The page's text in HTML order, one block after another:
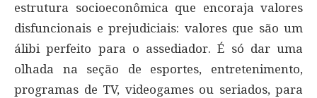
estrutura socioeconômica que encoraja valores
disfuncionais e prejudiciais: valores que são um
álibi perfeito para o assediador. É só dar uma
olhada na seção de esportes, entretenimento,
programas de TV, videogames ou seriados, para